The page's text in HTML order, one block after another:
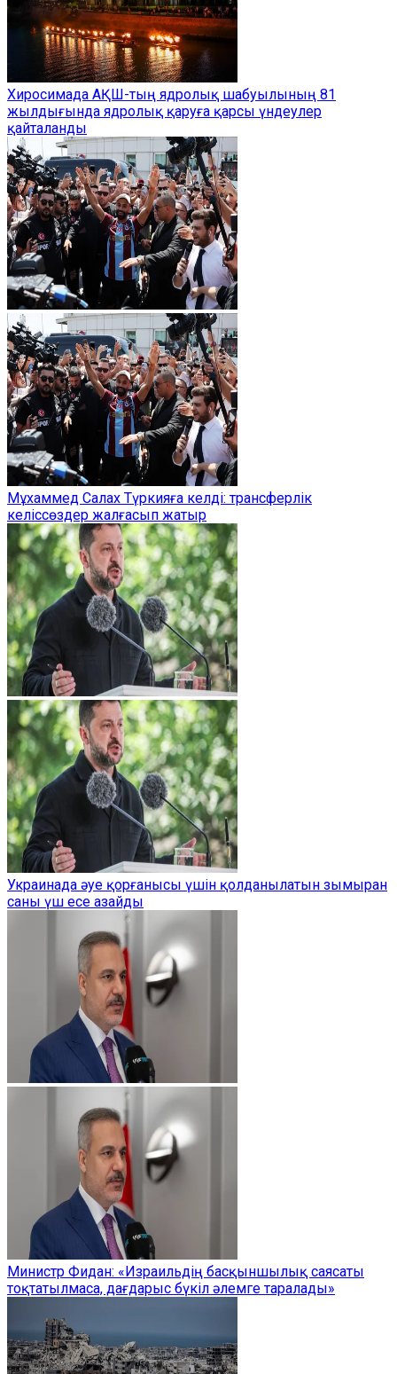
Хиросимада АҚШ-тың ядролық шабуылының 81
жылдығында ядролық қаруға қарсы үндеулер
қайталанды
Мұхаммед Салах Түркияға келді: трансферлік
келіссөздер жалғасып жатыр
Украинада әуе қорғанысы үшін қолданылатын зымыран
саны үш есе азайды
Министр Фидан: «Израильдің басқыншылық саясаты
тоқтатылмаса, дағдарыс бүкіл әлемге таралады»